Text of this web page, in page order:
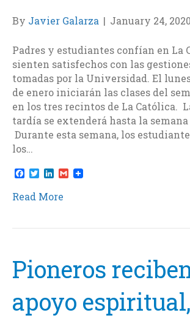
By Javier Galarza | January 24, 2020
Padres y estudiantes confían en La
sienten satisfechos con las
tomadas por la Universidad. El
de enero iniciarán las clases del
en los tres recintos de La Católica.
tardía se extenderá hasta la
Durante esta semana, los
los…
F
c
e
o
T
i
t
r
L
n
k
I
G
Read More
Pioneros
apoyo espiritual,